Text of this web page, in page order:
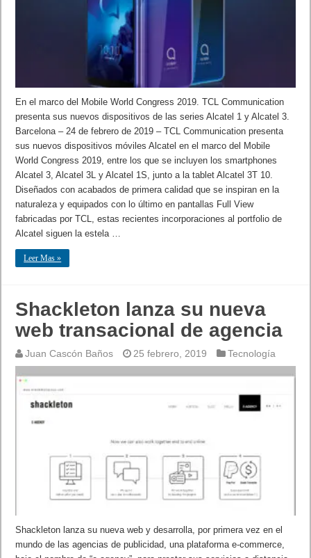
En el marco del Mobile World Congress 2019. TCL Communication
presenta sus nuevos dispositivos de las series Alcatel 1 y Alcatel 3.
Barcelona – 24 de febrero de 2019 – TCL Communication presenta
sus nuevos dispositivos móviles Alcatel en el marco del Mobile
World Congress 2019, entre los que se incluyen los smartphones
Alcatel 3, Alcatel 3L y Alcatel 1S, junto a la tablet Alcatel 3T 10.
Diseñados con acabados de primera calidad que se inspiran en la
naturaleza y equipados con lo último en pantallas Full View
fabricadas por TCL, estas recientes incorporaciones al portfolio de
Alcatel siguen la estela …
Leer Mas »
Shackleton lanza su nueva
web transacional de agencia
Juan Cascón Baños 25 febrero, 2019 Tecnología
Shackleton lanza su nueva web y desarrolla, por primera vez en el
mundo de las agencias de publicidad, una plataforma e-commerce,